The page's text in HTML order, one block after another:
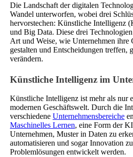
Die Landschaft der digitalen
Wandel unterworfen, wobei drei
hervorstechen: Künstliche Intelligenz
und Big Data. Diese drei
Art und Weise, wie Unternehmen ihre
gestalten und Entscheidungen treffen,
verändern.
Künstliche Intelligenz im
Künstliche Intelligenz ist mehr als nur
modernen Geschäftswelt. Durch die
verschiedene Unternehmensbereiche
Maschinelles Lernen, eine Form der
Unternehmen, Muster in Daten zu
automatisieren und sogar Innovation
Problemlösungen entwickelt werden.